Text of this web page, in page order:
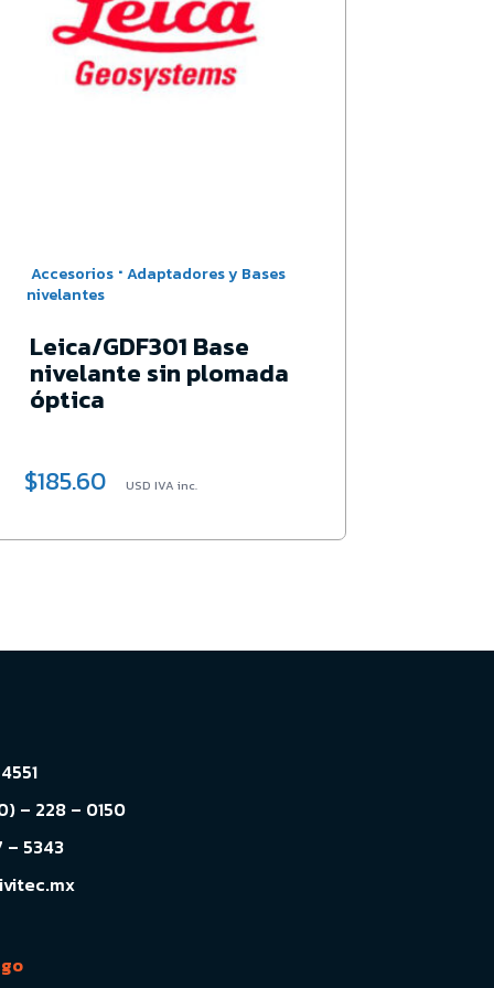
Accesorios · Adaptadores y Bases
nivelantes
Leica/GDF301 Base
nivelante sin plomada
óptica
$185.60 USD IVA inc.
– 228 – 0150
– 5343